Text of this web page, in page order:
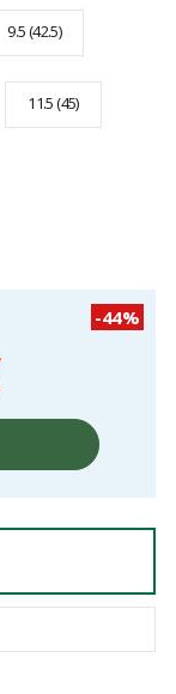
9.5 (42.5)
11.5 (45)
-44%